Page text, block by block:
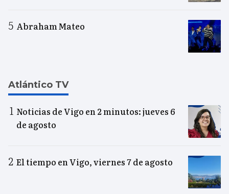
Abraham Mateo
Atlántico TV
Noticias de Vigo en 2 minutos: jueves 6
de agosto
El tiempo en Vigo, viernes 7 de agosto